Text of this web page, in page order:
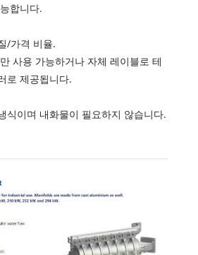
합니다.
/가격 비율.
사용 가능하거나 자체 레이블로 테
로 제공됩니다.
식이며 내화물이 필요하지 않습니다.